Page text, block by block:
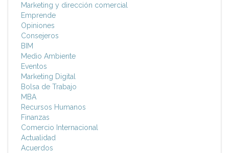
Marketing y dirección comercial
Emprende
Opiniones
Consejeros
BIM
Medio Ambiente
Eventos
Marketing Digital
Bolsa de Trabajo
MBA
Recursos Humanos
Finanzas
Comercio Internacional
Actualidad
Acuerdos